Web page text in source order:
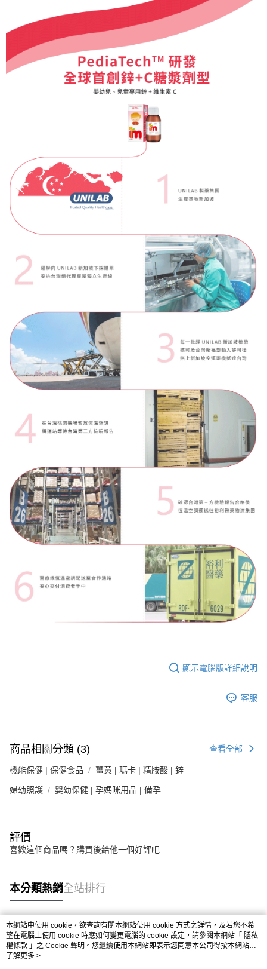
顯示電腦版詳細說明
客服
商品相關分類 (3) 查看全部
機能保健 | 保健食品 薑黃 | 瑪卡 | 精胺酸 | 鋅
婦幼照護 嬰幼保健 | 孕媽咪用品 | 備孕
評價
喜歡這個商品嗎？購買後給他一個好評吧
本分類熱銷全站排行
熱門標籤
本網站中使用 cookie，欲查詢有關本網站使用 cookie 方式之詳情，及若您不希
望在電腦上使用 cookie 時應如何變更電腦的 cookie 設定，請參閱本網站「 隱私
權條款 」之 Cookie 聲明。您繼續使用本網站即表示您同意本公司得按本網站使
用條款之 Cookie 聲明使用 cookie。
了解更多 >